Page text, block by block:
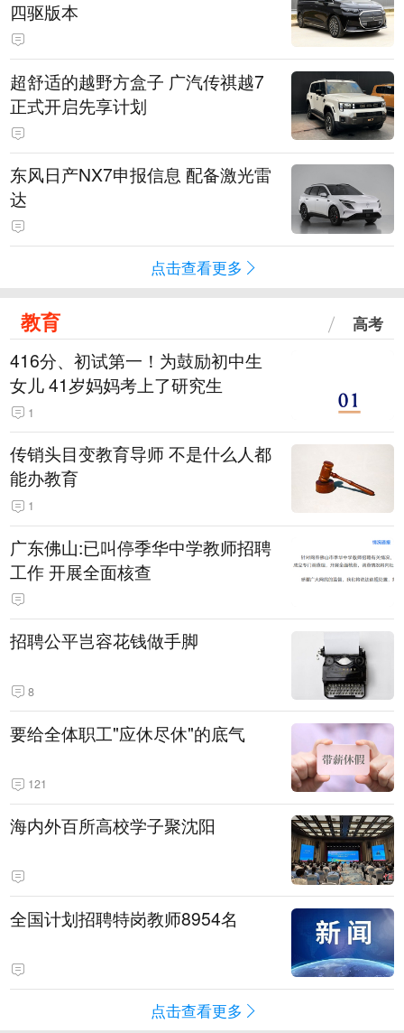
四驱版本
超舒适的越野方盒子 广汽传祺越7
正式开启先享计划
东风日产NX7申报信息 配备激光雷
达
点击查看更多
教育 高考
416分、初试第一！为鼓励初中生
女儿 41岁妈妈考上了研究生
1
传销头目变教育导师 不是什么人都
能办教育
1
广东佛山:已叫停季华中学教师招聘
工作 开展全面核查
招聘公平岂容花钱做手脚
8
要给全体职工"应休尽休"的底气
121
海内外百所高校学子聚沈阳
全国计划招聘特岗教师8954名
点击查看更多